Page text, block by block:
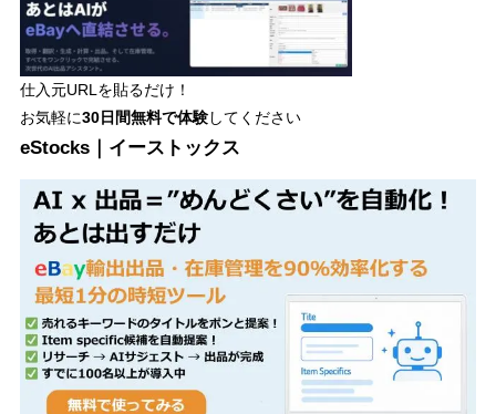
仕入元URLを貼るだけ！
お気軽に30日間無料で体験してください
eStocks｜イーストックス